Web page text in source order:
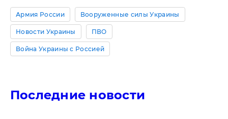
Армия России Вооруженные силы Украины
Новости Украины ПВО
Война Украины с Россией
Последние новости